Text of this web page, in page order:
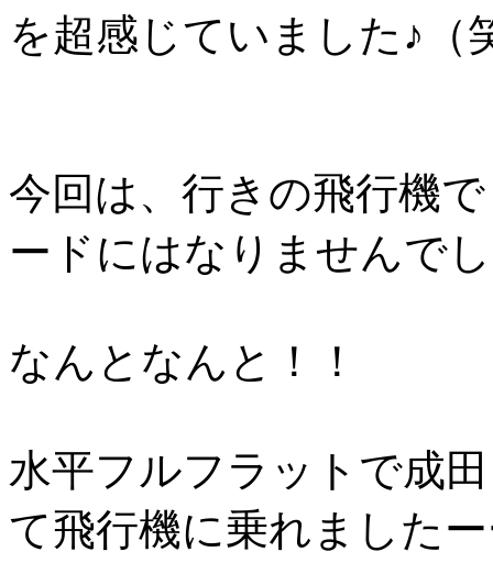
を超感じていました♪（
今回は、行きの飛行機
ードにはなりませんで
なんとなんと！！
水平フルフラットで成
て飛行機に乗れました